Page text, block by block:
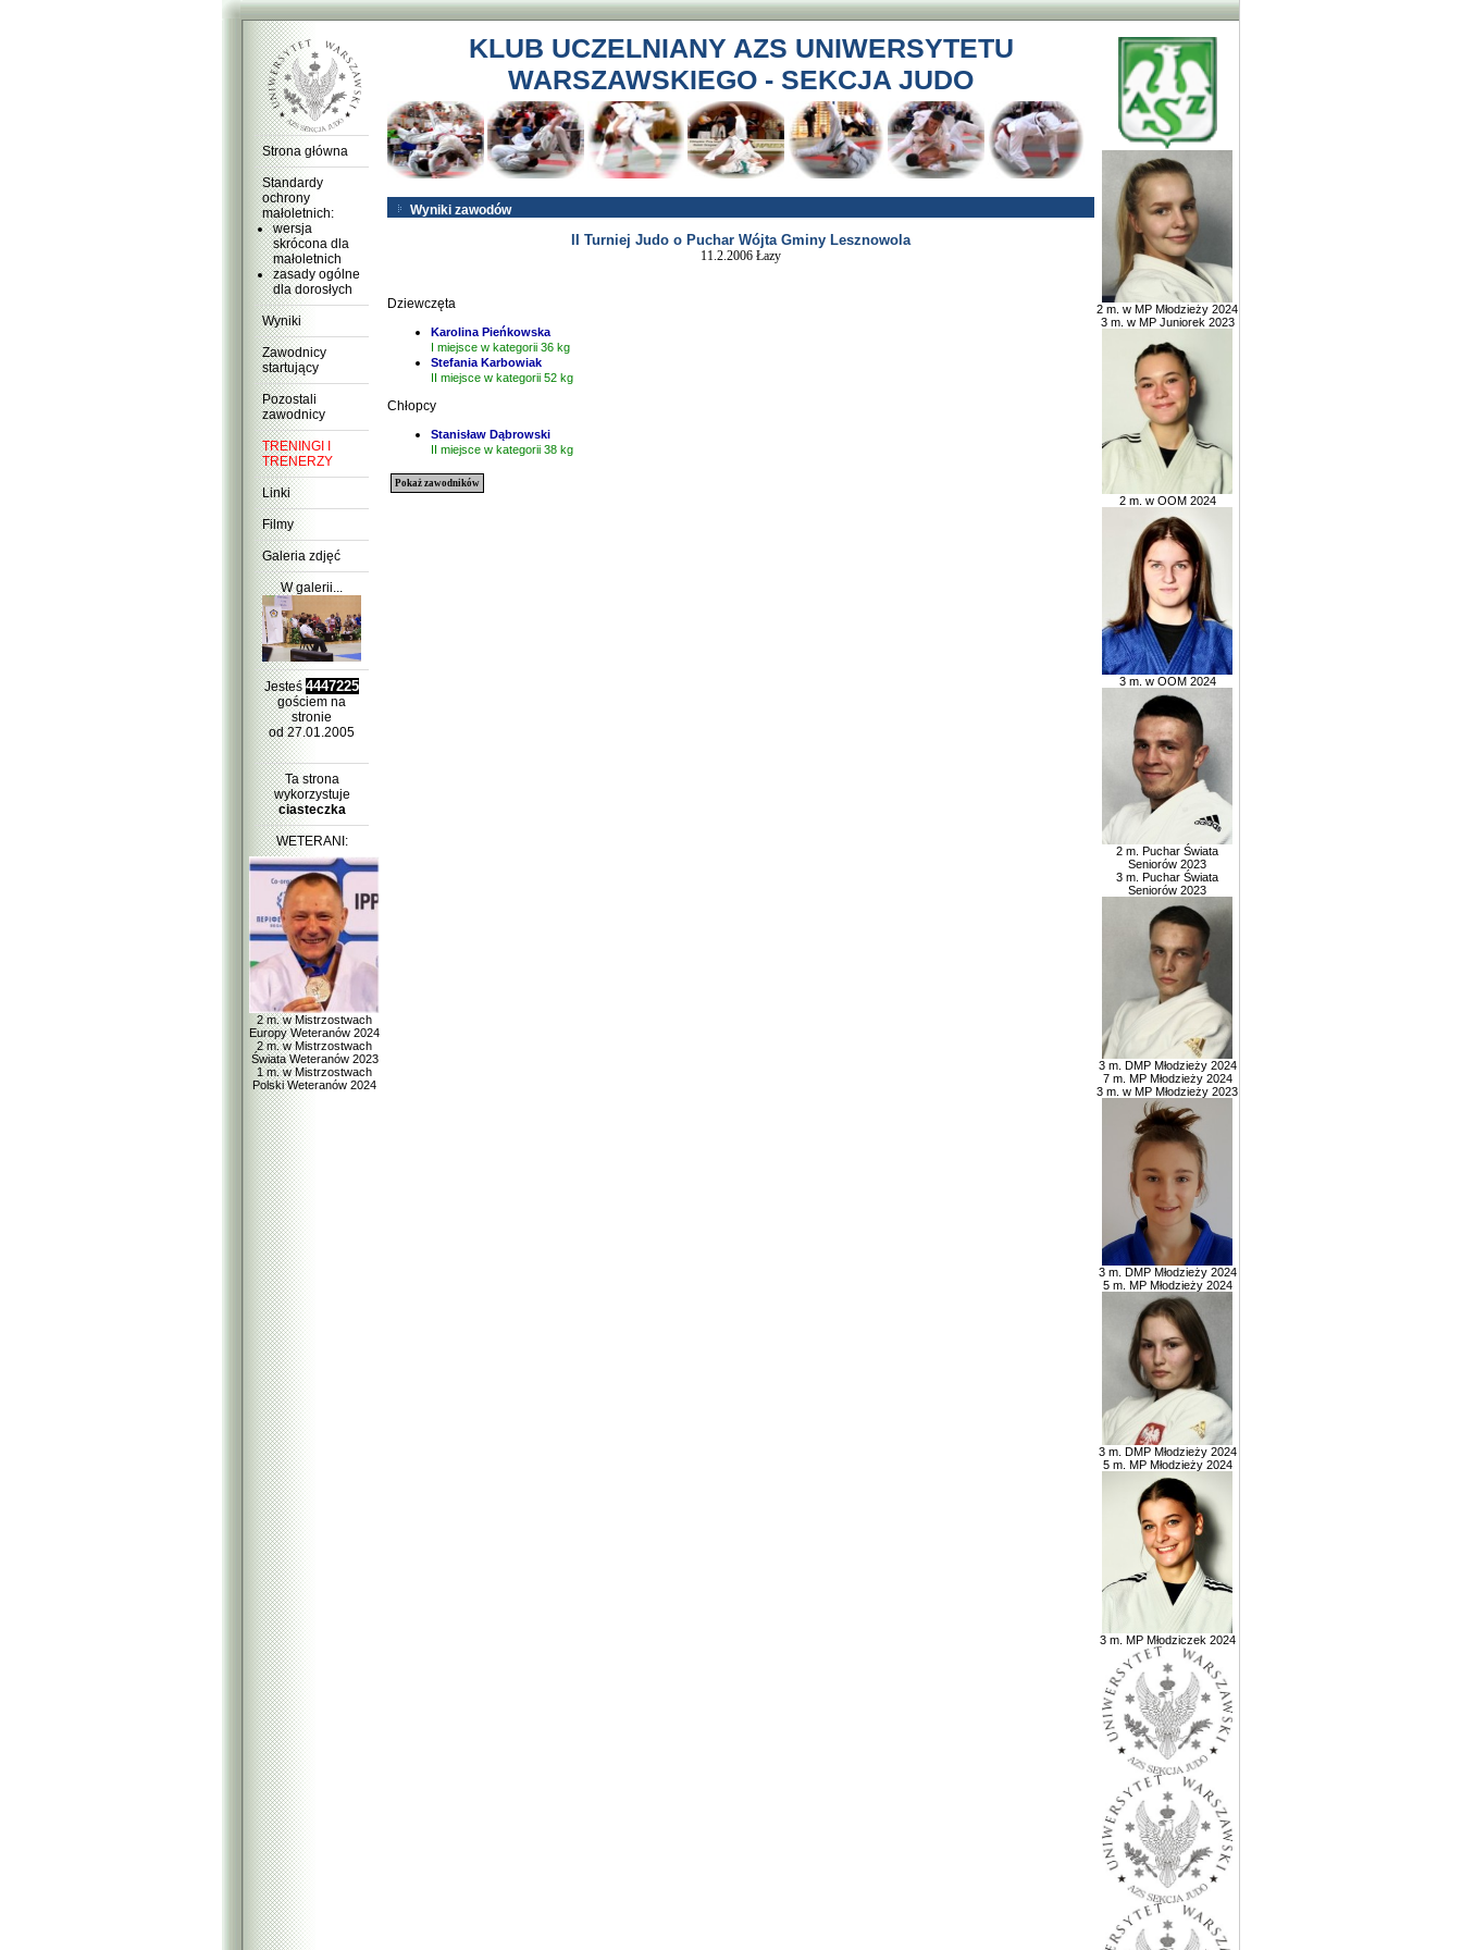
Strona główna
Standardy
ochrony
małoletnich:
wersja
skrócona dla
małoletnich
zasady ogólne
dla dorosłych
Wyniki
Zawodnicy
startujący
Pozostali
zawodnicy
TRENINGI I
TRENERZY
Linki
Filmy
Galeria zdjęć
W galerii...
Jesteś4447225
gościem na
stronie
od 27.01.2005
Ta strona
wykorzystuje
ciasteczka
WETERANI:
2 m. w Mistrzostwach
Europy Weteranów 2024
2 m. w Mistrzostwach
Świata Weteranów 2023
1 m. w Mistrzostwach
Polski Weteranów 2024
KLUB UCZELNIANY AZS UNIWERSYTETU
WARSZAWSKIEGO - SEKCJA JUDO
Wyniki zawodów
II Turniej Judo o Puchar Wójta Gminy Lesznowola
11.2.2006 Łazy
Dziewczęta
Karolina Pieńkowska
I miejsce w kategorii 36 kg
Stefania Karbowiak
II miejsce w kategorii 52 kg
Chłopcy
Stanisław Dąbrowski
II miejsce w kategorii 38 kg
Pokaż zawodników
2 m. w MP Młodzieży 2024
3 m. w MP Juniorek 2023
2 m. w OOM 2024
3 m. w OOM 2024
2 m. Puchar Świata
Seniorów 2023
3 m. Puchar Świata
Seniorów 2023
3 m. DMP Młodzieży 2024
7 m. MP Młodzieży 2024
3 m. w MP Młodzieży 2023
3 m. DMP Młodzieży 2024
5 m. MP Młodzieży 2024
3 m. DMP Młodzieży 2024
5 m. MP Młodzieży 2024
3 m. MP Młodziczek 2024